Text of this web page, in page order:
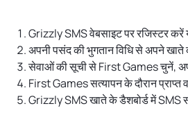
Grizzly SMS वेबसाइट पर रजिस्टर करें
अपनी पसंद की भुगतान विधि से अपने
सेवाओं की सूची से First Games चुनें,
First Games सत्यापन के दौरान प्राप्त
Grizzly SMS खाते के डैशबोर्ड में SMS